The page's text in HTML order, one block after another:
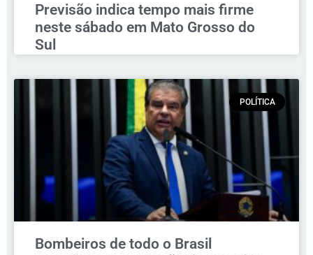
Previsão indica tempo mais firme
neste sábado em Mato Grosso do
Sul
POLÍTICA
Bombeiros de todo o Brasil